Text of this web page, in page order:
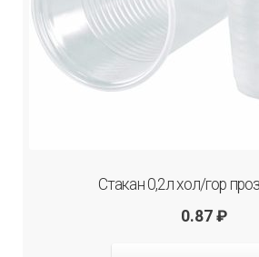
Стакан 0,2л хол/гор
0.87 ₽